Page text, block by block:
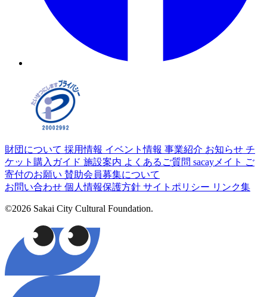
財団について 採用情報 イベント情報 事業紹介 お知らせ チ
ケット購入ガイド 施設案内 よくあるご質問 sacayメイト ご
寄付のお願い 賛助会員募集について
お問い合わせ 個人情報保護方針 サイトポリシー リンク集
©2026 Sakai City Cultural Foundation.